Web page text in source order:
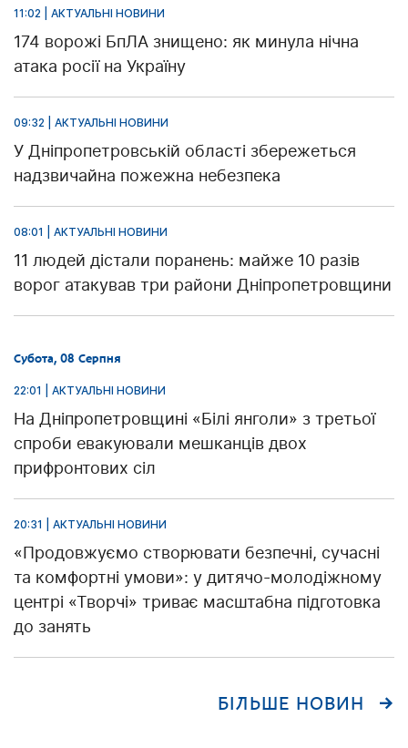
11:02 | АКТУАЛЬНІ НОВИНИ
174 ворожі БпЛА знищено: як минула нічна
атака росії на Україну
09:32 | АКТУАЛЬНІ НОВИНИ
У Дніпропетровській області збережеться
надзвичайна пожежна небезпека
08:01 | АКТУАЛЬНІ НОВИНИ
11 людей дістали поранень: майже 10 разів
ворог атакував три райони Дніпропетровщини
Субота, 08 Серпня
22:01 | АКТУАЛЬНІ НОВИНИ
На Дніпропетровщині «Білі янголи» з третьої
спроби евакуювали мешканців двох
прифронтових сіл
20:31 | АКТУАЛЬНІ НОВИНИ
«Продовжуємо створювати безпечні, сучасні
та комфортні умови»: у дитячо-молодіжному
центрі «Творчі» триває масштабна підготовка
до занять
БІЛЬШЕ НОВИН